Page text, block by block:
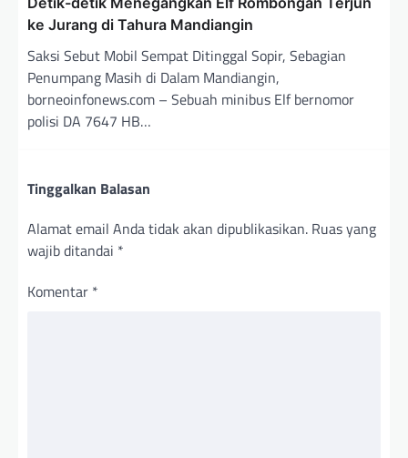
ke Jurang di Tahura Mandiangin
Saksi Sebut Mobil Sempat Ditinggal Sopir, Sebagian
Penumpang Masih di Dalam Mandiangin,
borneoinfonews.com – Sebuah minibus Elf bernomor
polisi DA 7647 HB…
Tinggalkan Balasan
Alamat email Anda tidak akan dipublikasikan. Ruas yang
wajib ditandai *
Komentar *